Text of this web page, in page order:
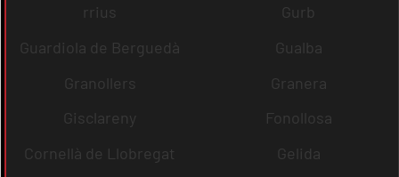
rrius
Gurb
Guardiola de Berguedà
Gualba
Granollers
Granera
Gisclareny
Fonollosa
Cornellà de Llobregat
Gelida